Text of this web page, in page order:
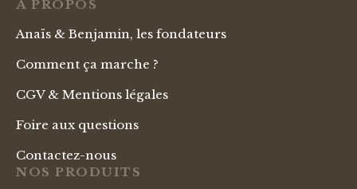
À PROPOS
Anaïs & Benjamin, les fondateurs
Comment ça marche ?
CGV & Mentions légales
Foire aux questions
Contactez-nous
NOS PRODUITS